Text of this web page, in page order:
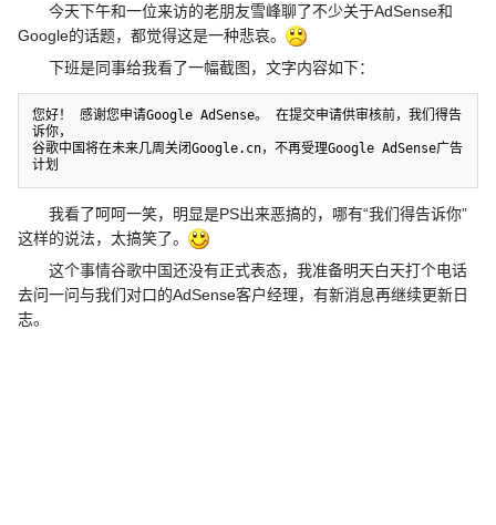
今天下午和一位来访的老朋友雪峰聊了不少关于AdSense和
Google的话题，都觉得这是一种悲哀。
下班是同事给我看了一幅截图，文字内容如下：
您好！ 感谢您申请Google AdSense。 在提交申请供审核前，我们得告
诉你，
谷歌中国将在未来几周关闭Google.cn，不再受理Google AdSense广告
我看了呵呵一笑，明显是PS出来恶搞的，哪有“我们得告诉你”
这样的说法，太搞笑了。
这个事情谷歌中国还没有正式表态，我准备明天白天打个电话
去问一问与我们对口的AdSense客户经理，有新消息再继续更新日
志。